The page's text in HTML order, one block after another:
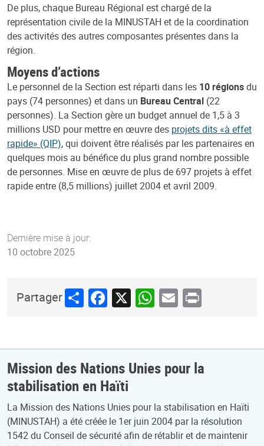
De plus, chaque Bureau Régional est chargé de la
représentation civile de la MINUSTAH et de la coordination
des activités des autres composantes présentes dans la
région.
Moyens d’actions
Le personnel de la Section est réparti dans les 10 régionsdu
pays (74 personnes) et dans un Bureau Central (22
personnes). La Section gère un budget annuel de 1,5 à 3
millions USD pour mettre en œuvre des projets dits «à effet
rapide» (QIP), qui doivent être réalisés par les partenaires en
quelques mois au bénéfice du plus grand nombre possible
de personnes. Mise en œuvre de plus de 697 projets à effet
rapide entre (8,5 millions) juillet 2004 et avril 2009.
Dernière mise à jour:
10 octobre 2025
PartagerShareFacebook
X WhatsApp
Email
Print
Mission des Nations Unies pour la
stabilisation en Haïti
La Mission des Nations Unies pour la stabilisation en Haïti
(MINUSTAH) a été créée le 1er juin 2004 par la résolution
1542 du Conseil de sécurité afin de rétablir et de maintenir